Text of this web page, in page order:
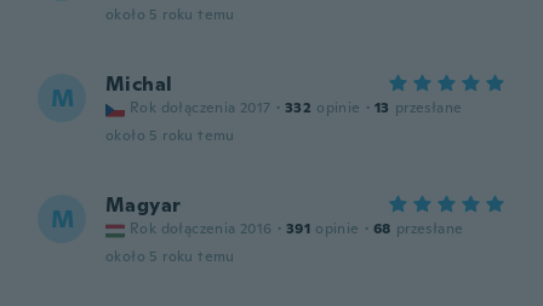
około 5 roku temu
M Michal
Rok dołączenia 2017 · 332 opinie · 13 przesłane
około 5 roku temu
M Magyar
Rok dołączenia 2016 · 391 opinie · 68 przesłane
około 5 roku temu